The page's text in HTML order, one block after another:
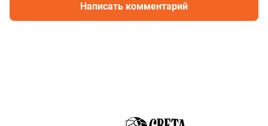
Написать комментарий